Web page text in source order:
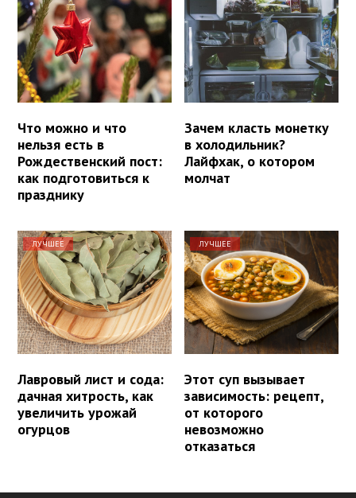
Что можно и что
нельзя есть в
Рождественский пост:
как подготовиться к
празднику
Зачем класть монетку
в холодильник?
Лайфхак, о котором
молчат
ЛУЧШЕЕ
Лавровый лист и сода:
дачная хитрость, как
увеличить урожай
огурцов
ЛУЧШЕЕ
Этот суп вызывает
зависимость: рецепт,
от которого
невозможно
отказаться